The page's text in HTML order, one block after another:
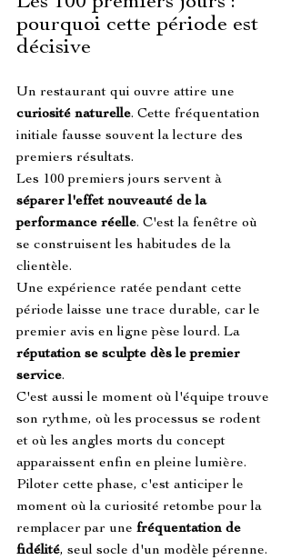
pourquoi cette période est
décisive
Un restaurant qui ouvre attire une
curiosité naturelle. Cette fréquentation
initiale fausse souvent la lecture des
premiers résultats.
Les 100 premiers jours servent à
séparer l'effet nouveauté de la
performance réelle. C'est la fenêtre où
se construisent les habitudes de la
clientèle.
Une expérience ratée pendant cette
période laisse une trace durable, car le
premier avis en ligne pèse lourd. La
réputation se sculpte dès le premier
service.
C'est aussi le moment où l'équipe trouve
son rythme, où les processus se rodent
et où les angles morts du concept
apparaissent enfin en pleine lumière.
Piloter cette phase, c'est anticiper le
moment où la curiosité retombe pour la
remplacer par une fréquentation de
fidélité, seul socle d'un modèle pérenne.